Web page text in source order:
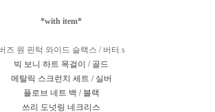
*with item*
즈 원 핀턱 와이드 슬랙스 / 버터 s
빅 보니 하트 목걸이 / 골드
메탈릭 스크런치 세트 / 실버
플로브 네트 백 / 블랙
쓰리 도넛링 네크리스